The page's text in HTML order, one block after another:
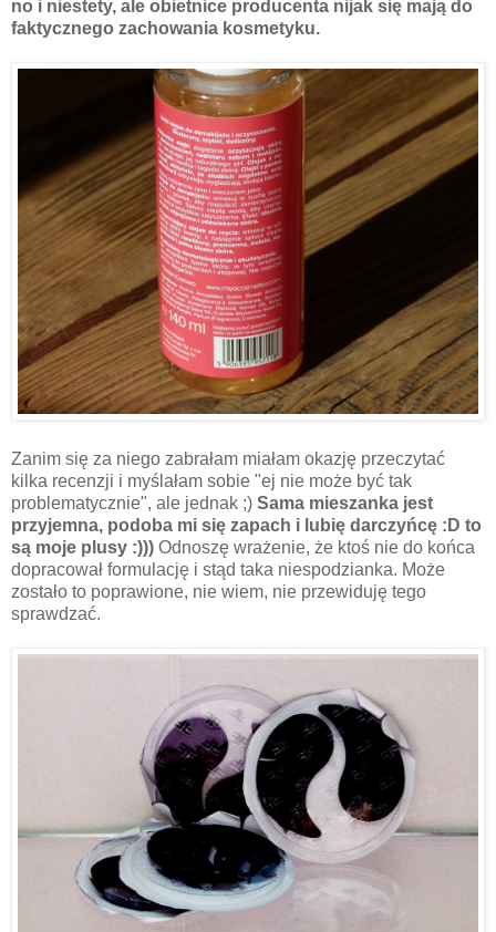
no i niestety, ale obietnice producenta nijak się mają do
faktycznego zachowania kosmetyku.
Zanim się za niego zabrałam miałam okazję przeczytać
kilka recenzji i myślałam sobie "ej nie może być tak
problematycznie", ale jednak ;) Sama mieszanka jest
przyjemna, podoba mi się zapach i lubię darczyńcę :D to
są moje plusy :))) Odnoszę wrażenie, że ktoś nie do końca
dopracował formulację i stąd taka niespodzianka. Może
zostało to poprawione, nie wiem, nie przewiduję tego
sprawdzać.